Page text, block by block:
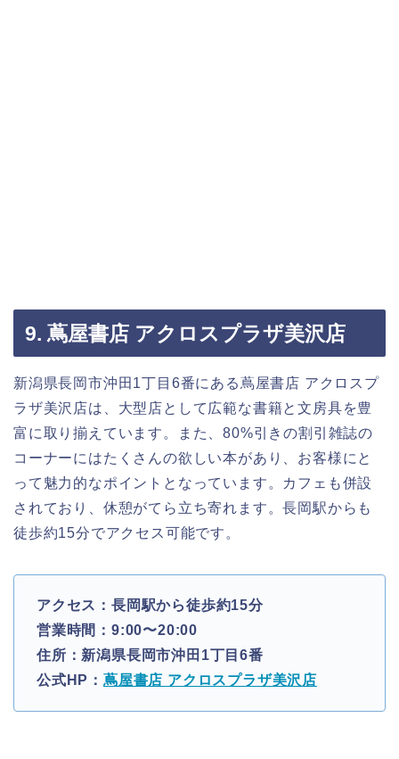
9. 蔦屋書店 アクロスプラザ美沢店
新潟県長岡市沖田1丁目6番にある蔦屋書店 アクロスプ
ラザ美沢店は、大型店として広範な書籍と文房具を豊
富に取り揃えています。また、80%引きの割引雑誌の
コーナーにはたくさんの欲しい本があり、お客様にと
って魅力的なポイントとなっています。カフェも併設
されており、休憩がてら立ち寄れます。長岡駅からも
徒歩約15分でアクセス可能です。
アクセス：長岡駅から徒歩約15分
営業時間：9:00〜20:00
住所：新潟県長岡市沖田1丁目6番
公式HP： 蔦屋書店 アクロスプラザ美沢店